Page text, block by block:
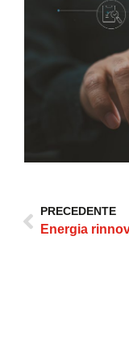
PRECEDENTE